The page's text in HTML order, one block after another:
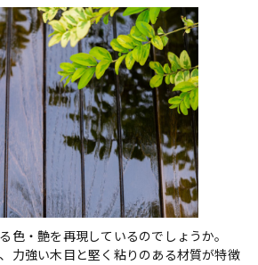
色・艶を再現しているのでしょうか。
力強い木目と堅く粘りのある材質が特徴